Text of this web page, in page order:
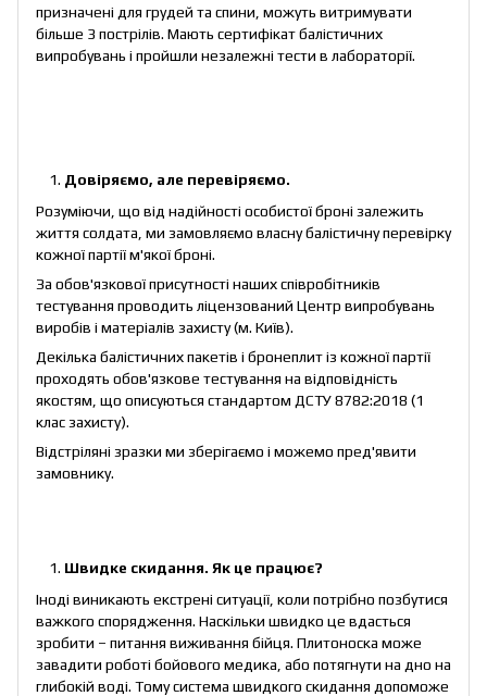
призначені для грудей та спини, можуть витримувати
більше 3 пострілів. Мають сертифікат балістичних
випробувань і пройшли незалежні тести в лабораторії.
Довіряємо, але перевіряємо.
Розуміючи, що від надійності особистої броні залежить
життя солдата, ми замовляємо власну балістичну перевірку
кожної партії м'якої броні.
За обов'язкової присутності наших співробітників
тестування проводить ліцензований Центр випробувань
виробів і матеріалів захисту (м. Київ).
Декілька балістичних пакетів і бронеплит із кожної партії
проходять обов'язкове тестування на відповідність
якостям, що описуються стандартом ДСТУ 8782:2018 (1
клас захисту).
Відстріляні зразки ми зберігаємо і можемо пред'явити
замовнику.
Швидке скидання. Як це працює?
Іноді виникають екстрені ситуації, коли потрібно позбутися
важкого спорядження. Наскільки швидко це вдасться
зробити – питання виживання бійця. Плитоноска може
завадити роботі бойового медика, або потягнути на дно на
глибокій воді. Тому система швидкого скидання допоможе